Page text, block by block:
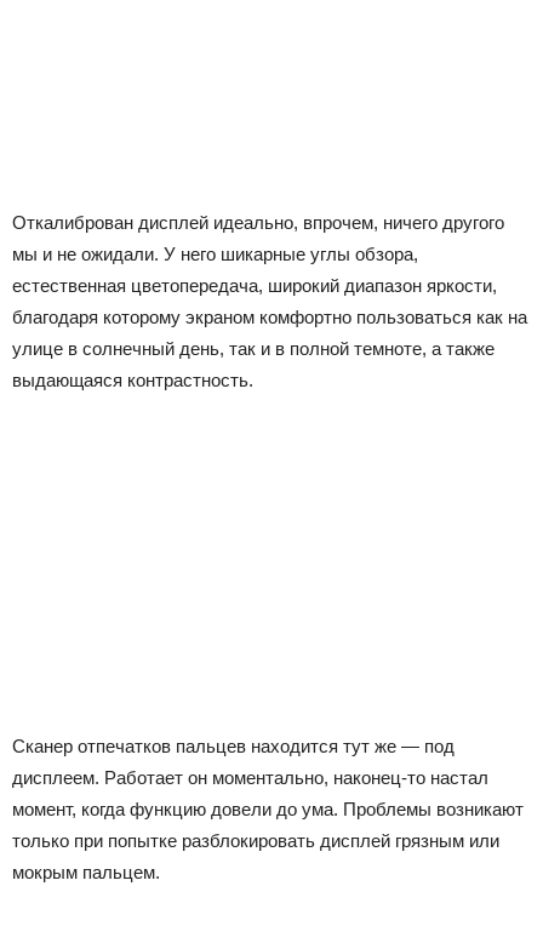
Откалиброван дисплей идеально, впрочем, ничего другого
мы и не ожидали. У него шикарные углы обзора,
естественная цветопередача, широкий диапазон яркости,
благодаря которому экраном комфортно пользоваться как на
улице в солнечный день, так и в полной темноте, а также
выдающаяся контрастность.
Сканер отпечатков пальцев находится тут же — под
дисплеем. Работает он моментально, наконец-то настал
момент, когда функцию довели до ума. Проблемы возникают
только при попытке разблокировать дисплей грязным или
мокрым пальцем.